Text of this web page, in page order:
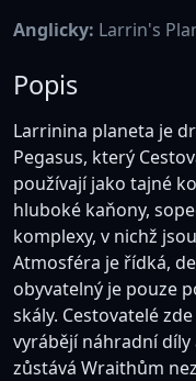
Anglicky: Larrin's
Popis
Larrinina planeta je
Pegasus, který
používají jako tajné
hluboké kaňony,
komplexy, v nichž
Atmosféra je řídká,
obyvatelný je pouze
skály. Cestovatelé
vyrábějí náhradní díly
zůstává Wraithům